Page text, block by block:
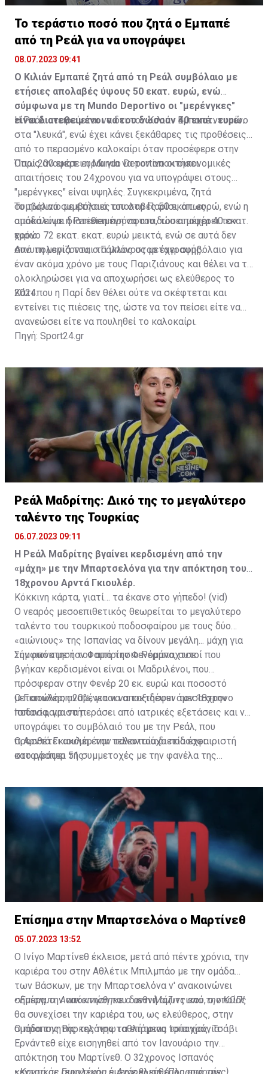
Το τεράστιο ποσό που ζητά ο Εμπαπέ
από τη Ρεάλ για να υπογράψει
08.07.2023 09:41
Ο Κιλιάν Εμπαπέ ζητά από τη Ρεάλ συμβόλαιο με
ετήσιες απολαβές ύψους 50 εκατ. ευρώ, ενώ
σύμφωνα με τη Mundo Deportivo οι "μερένγκες"
είναι διατεθειμένοι να του δώσουν 40 εκατ. ευρώ.
Η Ρεάλ ονειρεύεται να δει τον Κιλιάν Εμπαπέ ντυμένο
στα "λευκά", ενώ έχει κάνει ξεκάθαρες τις προθέσεις
από το περασμένο καλοκαίρι όταν προσέφερε στην
Παρί 200 εκατ. ευρώ για να τον αποκτήσει.
Όπως αναφέρει η Mundo Deportivo οι οικονομικές
απαιτήσεις του 24χρονου για να υπογράψει στους
"μερένγκες" είναι υψηλές. Συγκεκριμένα, ζητά
συμβόλαιο με ετήσιες απολαβές 50 εκατ. ευρώ, ενώ η
ομάδα είναι διατεθειμένη να του δώσει μέχρι 40 εκατ.
ευρώ.
Το τωρινό συμβόλαιό του στο Παρίσι, όπως
αποκάλυψε η Parisien πρόσφατα, του αποφέρει τον
χρόνο 72 εκατ. εκατ. ευρώ μεικτά, ενώ σε αυτά δεν
συνυπολογίζονται τα μπόνους μεταγραφής.
Από τη μεριά του, ο Γάλλος σταρ έχει συμβόλαιο για
έναν ακόμα χρόνο με τους Παριζιάνους και θέλει να το
ολοκληρώσει για να αποχωρήσει ως ελεύθερος το
2024.
Κάτι που η Παρί δεν θέλει ούτε να σκέφτεται και
εντείνει τις πιέσεις της, ώστε να τον πείσει είτε να
ανανεώσει είτε να πουληθεί το καλοκαίρι.
Πηγή: Sport24.gr
Ρεάλ Μαδρίτης: Δικό της το μεγαλύτερο
ταλέντο της Τουρκίας
06.07.2023 09:11
H Ρεάλ Μαδρίτης βγαίνει κερδισμένη από την
«μάχη» με την Μπαρτσελόνα για την απόκτηση του
18χρονου Αρντά Γκιουλέρ.
Κόκκινη κάρτα, γιατί… τα έκανε στο γήπεδο! (vid)
Ο νεαρός μεσοεπιθετικός θεωρείται το μεγαλύτερο
ταλέντο του τουρκικού ποδοσφαίρου με τους δύο
«αιώνιους» της Ισπανίας να δίνουν μεγάλη... μάχη για
την απόκτησή του από την Φενέρμπαχτσε.
Σύμφωνα με τον Φαμπρίτσιο Ρομάνο, αυτοί που
βγήκαν κερδισμένοι είναι οι Μαδριλένοι, που
πρόσφεραν στην Φενέρ 20 εκ. ευρώ και ποσοστό
μεταπώληση 20%, για να αποκτήσουν τον 18χρονο
ποδοσφαιριστή.
Ο Γκιουλέρ, αναμένεται να ταξιδέψει άμεσα στην
Ισπανία, για να περάσει από ιατρικές εξετάσεις και να
υπογράψει το συμβόλαιό του με την Ρεάλ, που
προσθέτει ακόμη έναν ταλαντούχο ποδοσφαιριστή
στο ρόστερ της.
Ο Αρντά Γκιουλέρ την τελευταία διετία έχει
καταγράψει 51 συμμετοχές με την φανέλα της
είναι διεθνής και με την Εθνική Τουρκίας, έχοντας
τέσσερις συμμετοχές και ένα γκολ.
Επίσημα στην Μπαρτσελόνα ο Μαρτίνεθ
05.07.2023 13:52
Ο Ινίγο Μαρτίνεθ έκλεισε, μετά από πέντε χρόνια, την
καριέρα του στην Αθλέτικ Μπιλμπάο με την ομάδα
των Βάσκων, με την Μπαρτσελόνα ν' ανακοινώνει
σήμερα την απόκτηση του διεθνή αμυντικού, ο οποίος
θα συνεχίσει την καριέρα του, ως ελεύθερος, στην
ομάδα της Βαρκελόνης τα επόμενα τρία χρόνια.
•Επίσημο: Ανακοινώθηκε ο αντι-Μάζιτς από την ΚΟΠ!
Ο προπονητής της πρωταθλήτριας Ισπανίας, Τσάβι
Ερνάντεθ είχε εισηγηθεί από τον Ιανουάριο την
απόκτηση του Μαρτίνεθ. Ο 32χρονος Ισπανός